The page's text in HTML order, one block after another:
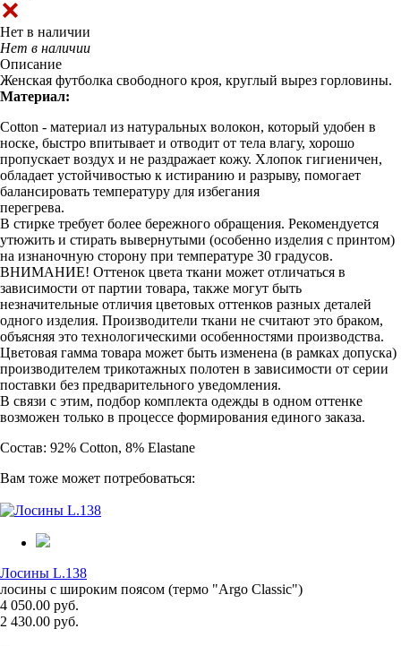
Нет в наличии
Нет в наличии
Описание
Женская футболка свободного кроя, круглый вырез горловины.
Материал:
Cotton - материал из натуральных волокон, который удобен в
носке, быстро впитывает и отводит от тела влагу, хорошо
пропускает воздух и не раздражает кожу. Хлопок гигиеничен,
обладает устойчивостью к истиранию и разрыву, помогает
балансировать температуру для избегания
перегрева.
В стирке требует более бережного обращения. Рекомендуется
утюжить и стирать вывернутыми (особенно изделия с принтом)
на изнаночную сторону при температуре 30 градусов.
ВНИМАНИЕ! Оттенок цвета ткани может отличаться в
зависимости от партии товара, также могут быть
незначительные отличия цветовых оттенков разных деталей
одного изделия. Производители ткани не считают это браком,
объясняя это технологическими особенностями производства.
Цветовая гамма товара может быть изменена (в рамках допуска)
производителем трикотажных полотен в зависимости от серии
поставки без предварительного уведомления.
В связи с этим, подбор комплекта одежды в одном оттенке
возможен только в процессе формирования единого заказа.
Состав: 92% Cotton, 8% Elastane
Вам тоже может потребоваться:
Лосины L.138
лосины с широким поясом (термо "Argo Classic")
4 050.00 руб.
2 430.00 руб.